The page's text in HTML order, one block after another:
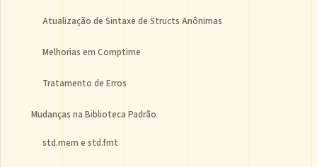
Atualização de Sintaxe de Structs Anônimas
Melhorias em Comptime
Tratamento de Erros
Mudanças na Biblioteca Padrão
std.mem e std.fmt